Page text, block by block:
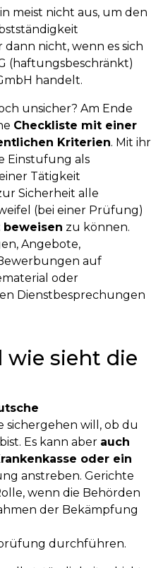
meist nicht aus, um den
nicht, wenn es sich
(haftungsbeschränkt)
handelt.
unsicher? Am Ende
Checkliste mit einer
Kriterien. Mit ihr
Einstufung als
Tätigkeit
Sicherheit alle
(bei einer Prüfung)
zu können.
Angebote,
auf
oder
Dienstbesprechungen
sieht die
sichergehen will, ob du
Es kann aber auch
oder ein
anstreben. Gerichte
wenn die Behörden
der Bekämpfung
durchführen.